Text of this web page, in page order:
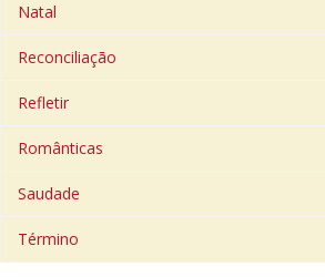
Natal
Reconciliação
Refletir
Românticas
Saudade
Término